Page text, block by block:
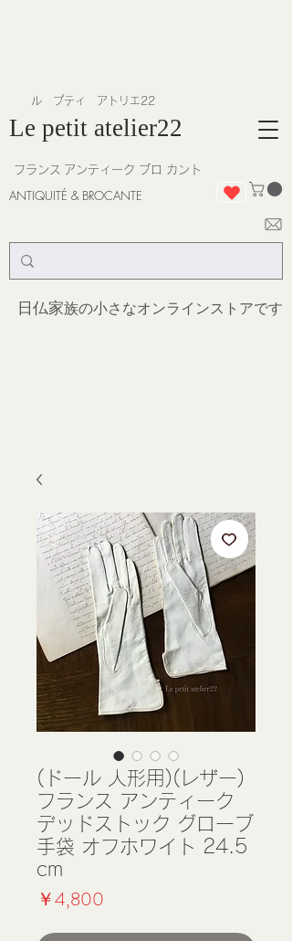
Le petit atelier22
ANTIQUITÉ & BROCANTE
アンティーク ブロ カント
日仏家族の小さなオンラインストアです
​ル プティ アトリエ22
フランス
(ドール 人形用)(レザー)
フランス アンティーク
デッドストック グローブ
手袋 オフホワイト 24.5
cm
￥4,800